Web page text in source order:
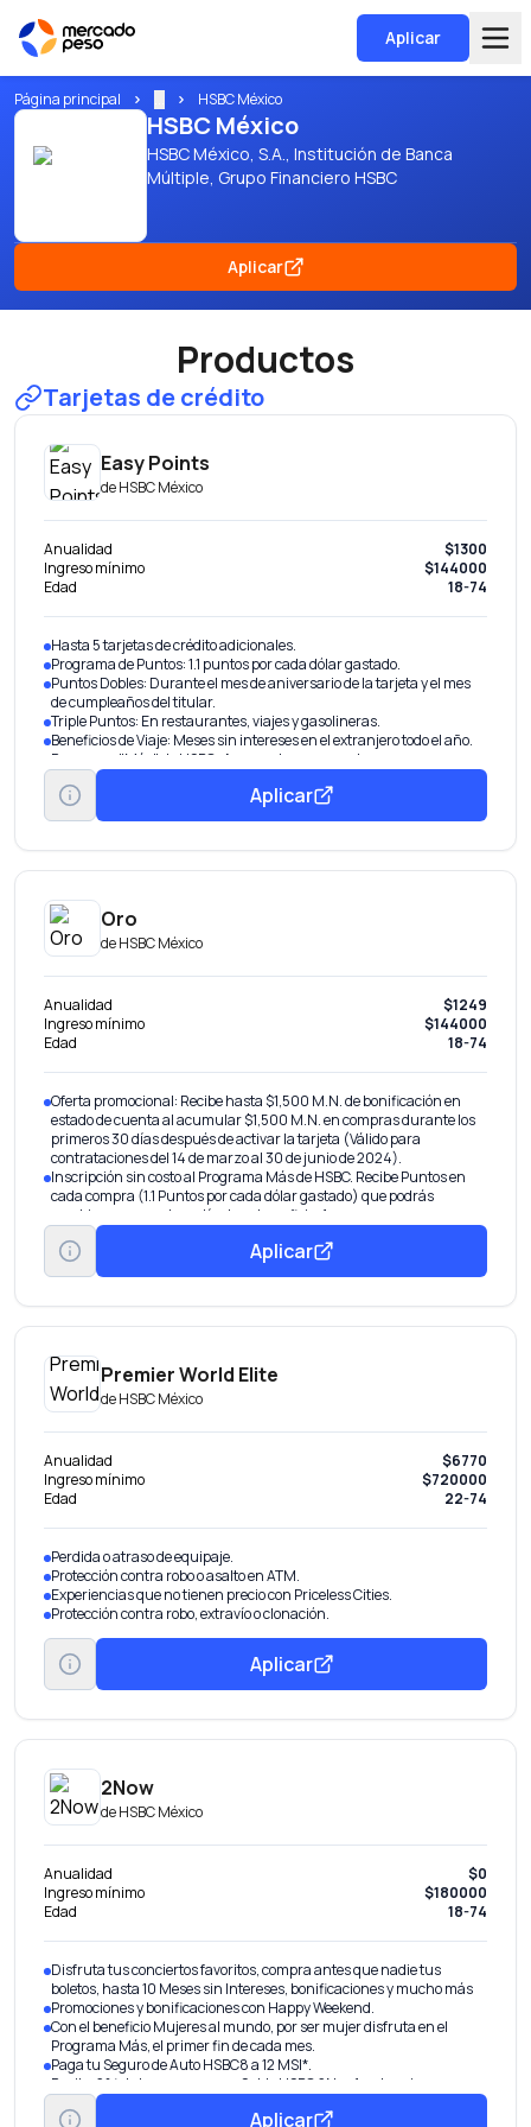
Aplicar
Página principal HSBC México
HSBC México
HSBC México, S.A., Institución de Banca
Múltiple, Grupo Financiero HSBC
Aplicar
Productos
Tarjetas de crédito
Easy Points
deHSBC México
Anualidad
$1300
Ingreso mínimo
$144000
Edad
18-74
Hasta 5 tarjetas de crédito adicionales.
Programa de Puntos: 1.1 puntos por cada dólar gastado.
Puntos Dobles: Durante el mes de aniversario de la tarjeta y el mes
de cumpleaños del titular.
Triple Puntos: En restaurantes, viajes y gasolineras.
Beneficios de Viaje: Meses sin intereses en el extranjero todo el año.
Programa "Más" de HSBC: Acceso al programa de recompensas
para canje de puntos.
Transeferencia de la deuda de tus otras tarjetas bancarias o
departamentales y pagarla en un plazo de hasta 48 meses con una
comisiones por la transferencia..
Aplicar
Oro
deHSBC México
Anualidad
$1249
Ingreso mínimo
$144000
Edad
18-74
Oferta promocional: Recibe hasta $1,500 M.N. de bonificación en
estado de cuenta al acumular $1,500 M.N. en compras durante los
primeros 30 días después de activar la tarjeta (Válido para
contrataciones del 14 de marzo al 30 de junio de 2024).
Inscripción sin costo al Programa Más de HSBC. Recibe Puntos en
cada compra (1.1 Puntos por cada dólar gastado) que podrás
cambiar por grandes artículos y beneficios1.
Meses sin Intereses* en el extranjero todo el año y sin costo.
Promociones, descuentos5 y Meses sin Intereses* en cientos de
comercios.
Aplicar
Premier World Elite
deHSBC México
Anualidad
$6770
Ingreso mínimo
$720000
Edad
22-74
Perdida o atraso de equipaje.
Protección contra robo o asalto en ATM.
Experiencias que no tienen precio con Priceless Cities.
Protección contra robo, extravío o clonación.
Aplicar
2Now
deHSBC México
Anualidad
$0
Ingreso mínimo
$180000
Edad
18-74
Disfruta tus conciertos favoritos, compra antes que nadie tus
boletos, hasta 10 Meses sin Intereses, bonificaciones y mucho más
Promociones y bonificaciones con Happy Weekend.
Con el beneficio Mujeres al mundo, por ser mujer disfruta en el
Programa Más, el primer fin de cada mes.
Paga tu Seguro de Auto HSBC8 a 12 MSI*.
Recibe 2% de tus compras en Saldo HSBC 2Now1 en tu misma
tarjeta.
Prepara las maletas y obtén un vuelo redondo nacional, en compras
Aplicar